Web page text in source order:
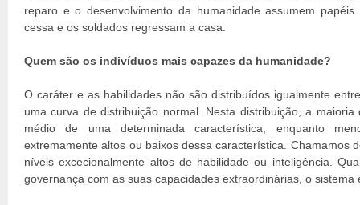
reparo e o desenvolvimento da humanidade assumem
cessa e os soldados regressam a casa.
Quem são os indivíduos mais capazes da humanidade?
O caráter e as habilidades não são distribuídos igualmente
uma curva de distribuição normal. Nesta distribuição, a
médio de uma determinada característica, enquanto
extremamente altos ou baixos dessa característica. Chamamos
níveis excecionalmente altos de habilidade ou inteligência.
governança com as suas capacidades extraordinárias, o sistema